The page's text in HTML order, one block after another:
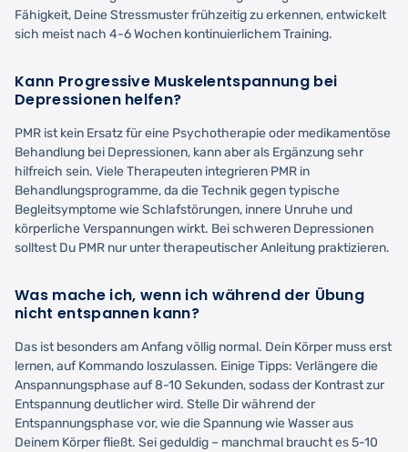
Fähigkeit, Deine Stressmuster frühzeitig zu erkennen, entwickelt
sich meist nach 4-6 Wochen kontinuierlichem Training.
Kann Progressive Muskelentspannung bei
Depressionen helfen?
PMR ist kein Ersatz für eine Psychotherapie oder medikamentöse
Behandlung bei Depressionen, kann aber als Ergänzung sehr
hilfreich sein. Viele Therapeuten integrieren PMR in
Behandlungsprogramme, da die Technik gegen typische
Begleitsymptome wie Schlafstörungen, innere Unruhe und
körperliche Verspannungen wirkt. Bei schweren Depressionen
solltest Du PMR nur unter therapeutischer Anleitung praktizieren.
Was mache ich, wenn ich während der Übung
nicht entspannen kann?
Das ist besonders am Anfang völlig normal. Dein Körper muss erst
lernen, auf Kommando loszulassen. Einige Tipps: Verlängere die
Anspannungsphase auf 8-10 Sekunden, sodass der Kontrast zur
Entspannung deutlicher wird. Stelle Dir während der
Entspannungsphase vor, wie die Spannung wie Wasser aus
Deinem Körper fließt. Sei geduldig – manchmal braucht es 5-10